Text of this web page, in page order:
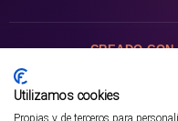
CREADO CON
Utilizamos cookies
Propias y de terceros para